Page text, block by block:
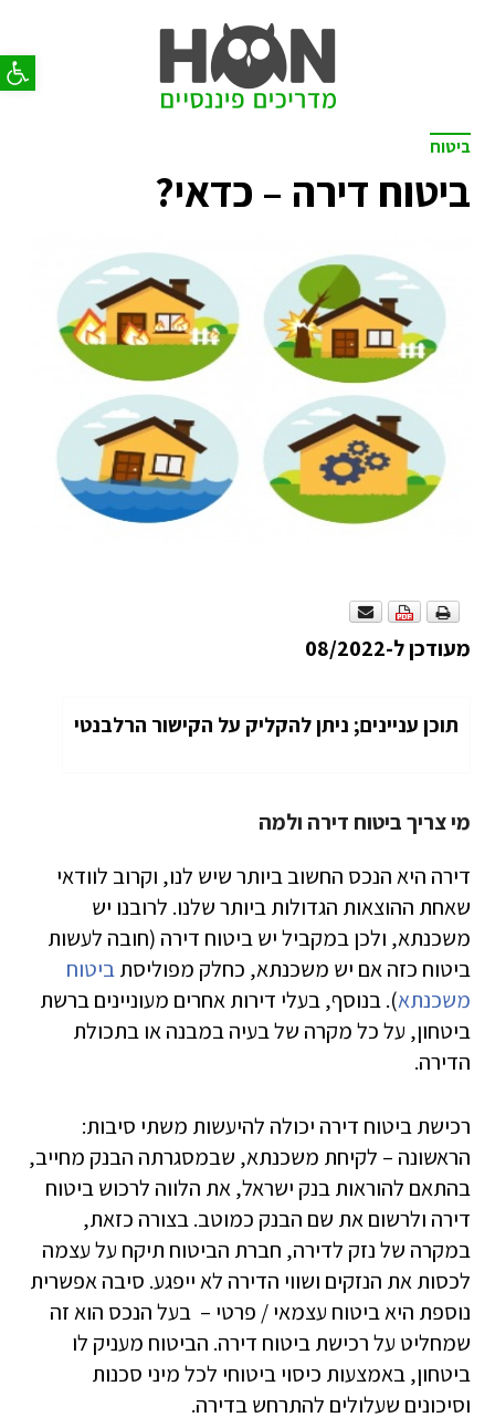
פתח
ביטוח
ביטוח דירה – כדאי?
מעודכן ל-08/2022
תוכן עניינים; ניתן להקליק על הקישור הרלבנטי
מי צריך ביטוח דירה ולמה
דירה היא הנכס החשוב ביותר שיש לנו, וקרוב לוודאי
שאחת ההוצאות הגדולות ביותר שלנו. לרובנו יש
משכנתא, ולכן במקביל יש ביטוח דירה (חובה לעשות
ביטוח כזה אם יש משכנתא, כחלק מפוליסתביטוח
משכנתא). בנוסף, בעלי דירות אחרים מעוניינים ברשת
ביטחון, על כל מקרה של בעיה במבנה או בתכולת
הדירה.
רכישת ביטוח דירה יכולה להיעשות משתי סיבות:
הראשונה – לקיחת משכנתא, שבמסגרתה הבנק מחייב,
בהתאם להוראות בנק ישראל, את הלווה לרכוש ביטוח
דירה ולרשום את שם הבנק כמוטב. בצורה כזאת,
במקרה של נזק לדירה, חברת הביטוח תיקח על עצמה
לכסות את הנזקים ושווי הדירה לא ייפגע. סיבה אפשרית
נוספת היא ביטוח עצמאי / פרטי – בעל הנכס הוא זה
שמחליט על רכישת ביטוח דירה. הביטוח מעניק לו
ביטחון, באמצעות כיסוי ביטוחי לכל מיני סכנות
וסיכונים שעלולים להתרחש בדירה.